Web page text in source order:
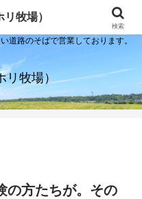
内灘町にあるソフトクリーム屋で
るで小京都ならぬ小北海道のよう
道路のそばで営業しております。
リ牧場）
の方たちが。その
牧場）
検索